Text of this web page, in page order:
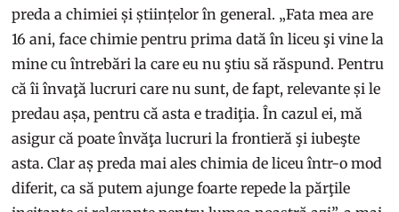
preda a chimiei și științelor în general. „Fata mea are
16 ani, face chimie pentru prima dată în liceu şi vine la
mine cu întrebări la care eu nu ştiu să răspund. Pentru
că îi învaţă lucruri care nu sunt, de fapt, relevante și le
predau așa, pentru că asta e tradiţia. În cazul ei, mă
asigur că poate învăţa lucruri la frontieră şi iubeşte
asta. Clar aș preda mai ales chimia de liceu într-o mod
diferit, ca să putem ajunge foarte repede la părţile